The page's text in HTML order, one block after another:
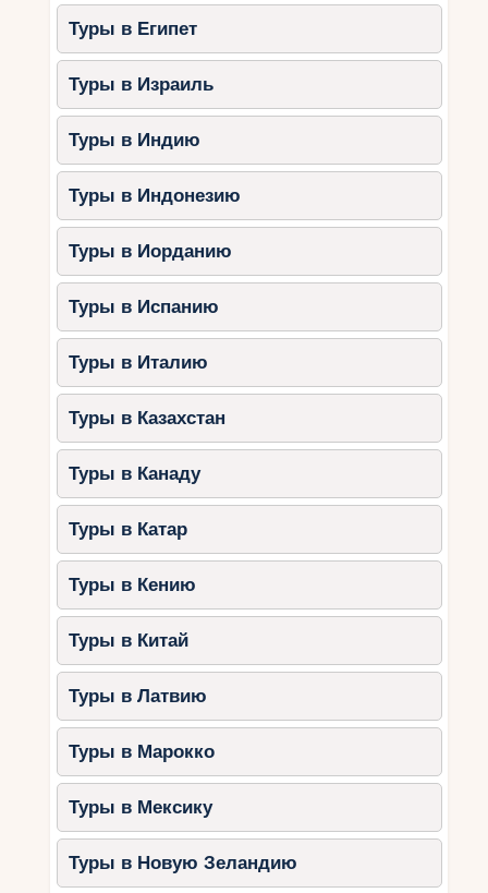
Туры в Египет
Туры в Израиль
Туры в Индию
Туры в Индонезию
Туры в Иорданию
Туры в Испанию
Туры в Италию
Туры в Казахстан
Туры в Канаду
Туры в Катар
Туры в Кению
Туры в Китай
Туры в Латвию
Туры в Марокко
Туры в Мексику
Туры в Новую Зеландию